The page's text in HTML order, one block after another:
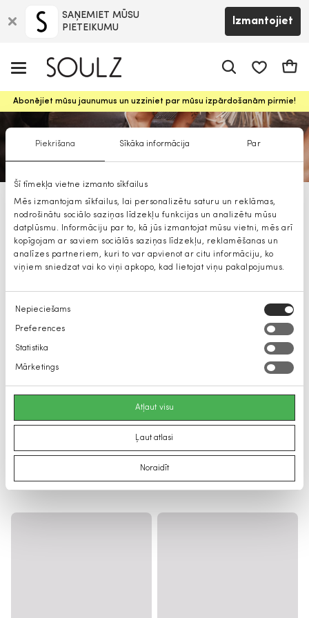
Piekrišana Sīkāka informācija Par
Šī tīmekļa vietne izmanto sīkfailus
Mēs izmantojam sīkfailus, lai personalizētu saturu un reklāmas,
nodrošinātu sociālo saziņas līdzekļu funkcijas un analizētu mūsu
datplūsmu. Informāciju par to, kā jūs izmantojat mūsu vietni, mēs arī
kopīgojam ar saviem sociālās saziņas līdzekļu, reklamēšanas un
analīzes partneriem, kuri to var apvienot ar citu informāciju, ko
viņiem sniedzat vai ko viņi apkopo, kad lietojat viņu pakalpojumus.
Piekrišanas
izvēle
Nepieciešams
Preferences
Statistika
Mārketings
Atļaut visu
Ļaut atlasi
Noraidīt
SAŅEMIET MŪSU
PIETEIKUMU
Izmantojiet
Abonējiet mūsu jaunumus un uzziniet par mūsu izpārdošanām pirmie!
ALDO vīriešiem